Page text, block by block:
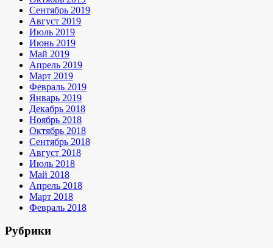
Сентябрь 2019
Август 2019
Июль 2019
Июнь 2019
Май 2019
Апрель 2019
Март 2019
Февраль 2019
Январь 2019
Декабрь 2018
Ноябрь 2018
Октябрь 2018
Сентябрь 2018
Август 2018
Июль 2018
Май 2018
Апрель 2018
Март 2018
Февраль 2018
Рубрики